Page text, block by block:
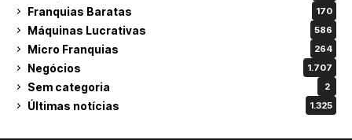
Franquias Baratas 170
Máquinas Lucrativas 586
Micro Franquias 264
Negócios 1.707
Sem categoria 2
Últimas notícias 1.325